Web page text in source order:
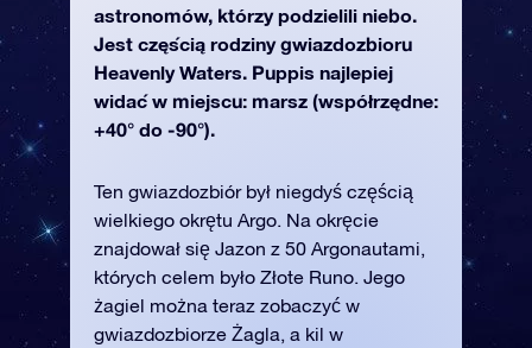
astronomów, którzy podzielili niebo.
Jest częścią rodziny gwiazdozbioru
Heavenly Waters. Puppis najlepiej
widać w miejscu: marsz (współrzędne:
+40° do -90°).
Ten gwiazdozbiór był niegdyś częścią
wielkiego okrętu Argo. Na okręcie
znajdował się Jazon z 50 Argonautami,
których celem było Złote Runo. Jego
żagiel można teraz zobaczyć w
gwiazdozbiorze Żagla, a kil w